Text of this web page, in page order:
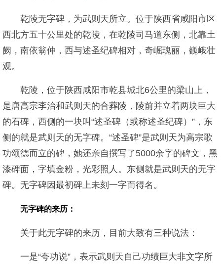
乾陵无字碑，为武则天所立。位于陕西省咸阳市区
西北方五十公里处的乾陵，在乾陵司马道东侧，北靠土
阙，南依翁仲，西与述圣纪碑相对，奇崛瑰丽，巍峨壮
观。
乾陵，位于陕西咸阳市乾县城北6公里的梁山上，
是唐高宗李治和武则天的合葬陵，陵前并立着两块巨大
的石碑，西侧的一块叫“述圣碑（或称述圣纪碑）”，东
侧的就是武则天的无字碑。“述圣碑”是武则天为高宗歌
功颂德而立的碑，她还亲自撰写了5000余字的碑文，黑
漆碑面，字填金粉，光彩照人。东侧就是武则天的无字
碑。无字碑因最初碑上未刻一字而得名。
无字碑的来历：
关于此无字碑的来历，目前大致有三种说法：
一是“夸功说”，表示武则天自己功绩巨大非文字所